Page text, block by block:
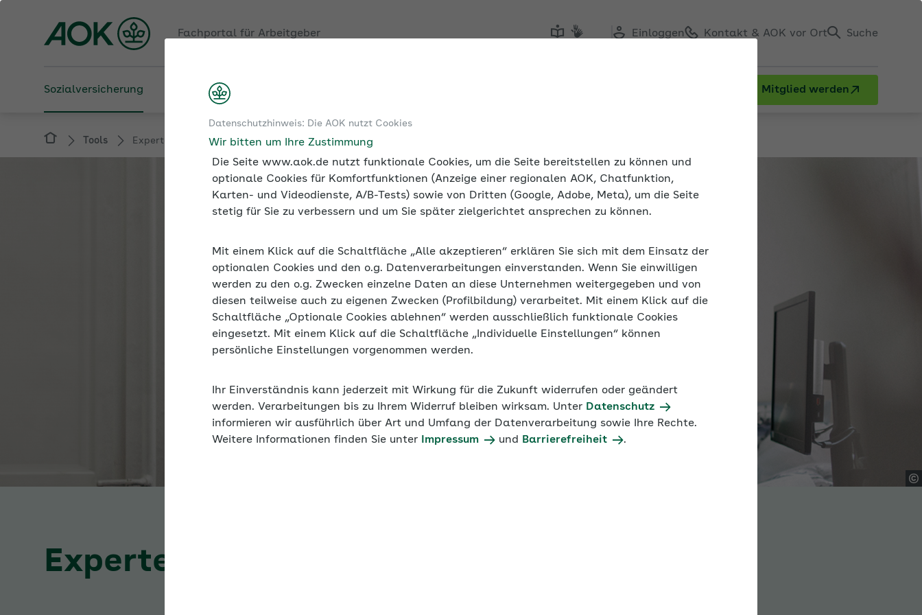
Datenschutzhinweis: Die AOK nutzt Cookies
Wir bitten um Ihre Zustimmung
Die Seite www.aok.de nutzt funktionale Cookies, um die Seite bereitstellen zu können und
optionale Cookies für Komfortfunktionen (Anzeige einer regionalen AOK, Chatfunktion,
Karten- und Videodienste, A/B-Tests) sowie von Dritten (Google, Adobe, Meta), um die Seite
stetig für Sie zu verbessern und um Sie später zielgerichtet ansprechen zu können.
Mit einem Klick auf die Schaltfläche „Alle akzeptieren“ erklären Sie sich mit dem Einsatz der
optionalen Cookies und den o.g. Datenverarbeitungen einverstanden. Wenn Sie einwilligen
werden zu den o.g. Zwecken einzelne Daten an diese Unternehmen weitergegeben und von
diesen teilweise auch zu eigenen Zwecken (Profilbildung) verarbeitet. Mit einem Klick auf die
Schaltfläche „Optionale Cookies ablehnen“ werden ausschließlich funktionale Cookies
eingesetzt. Mit einem Klick auf die Schaltfläche „Individuelle Einstellungen“ können
persönliche Einstellungen vorgenommen werden.
Ihr Einverständnis kann jederzeit mit Wirkung für die Zukunft widerrufen oder geändert
werden. Verarbeitungen bis zu Ihrem Widerruf bleiben wirksam. Unter Datenschutz
informieren wir ausführlich über Art und Umfang der Datenverarbeitung sowie Ihre Rechte.
Weitere Informationen finden Sie unter
Impressum und Barrierefreiheit .
Fachportal für Arbeitgeber Einloggen Kontakt & AOK vor Ort Suche
Sozialversicherung Betriebliche Gesundheit Mitglied werden
Tools Expertenforum
Expertenforum